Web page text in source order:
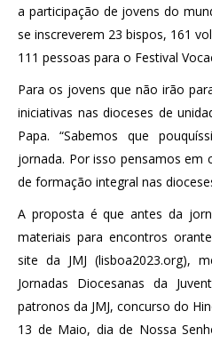
a participação de jovens do
se inscreverem 23 bispos, 161
111 pessoas para o Festival
Para os jovens que não irão
iniciativas nas dioceses de
Papa. “Sabemos que
jornada. Por isso pensamos em
de formação integral nas
A proposta é que antes da
materiais para encontros
site da JMJ (lisboa2023.org),
Jornadas Diocesanas da
patronos da JMJ, concurso do
13 de Maio, dia de Nossa